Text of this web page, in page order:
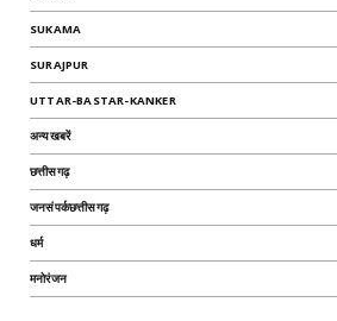
SUKAMA
SURAJPUR
UTTAR-BASTAR-KANKER
अन्यखबरें
छत्तीसगढ़
जनसंपर्कछत्तीसगढ़
धर्म
मनोरंजन